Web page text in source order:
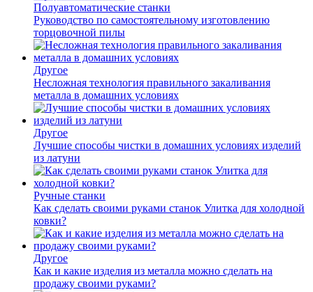
Полуавтоматические станки
Руководство по самостоятельному изготовлению
торцовочной пилы
Другое
Несложная технология правильного закаливания
металла в домашних условиях
Другое
Лучшие способы чистки в домашних условиях изделий
из латуни
Ручные станки
Как сделать своими руками станок Улитка для холодной
ковки?
Другое
Как и какие изделия из металла можно сделать на
продажу своими руками?